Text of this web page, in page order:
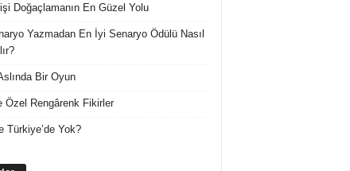
Doğaçlamanın En Güzel Yolu
Yazmadan En İyi Senaryo Ödülü Nasıl
Bir Oyun
Özel Rengârenk Fikirler
Türkiye’de Yok?